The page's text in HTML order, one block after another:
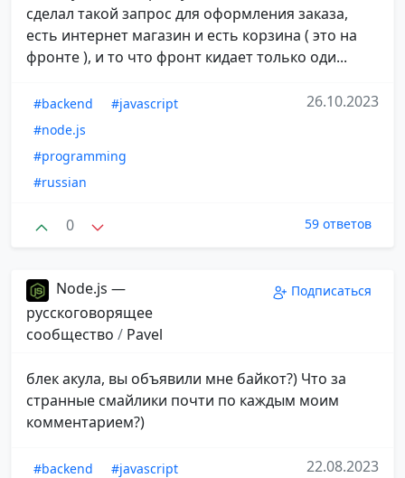
сделал такой запрос для оформления заказа,
есть интернет магазин и есть корзина ( это на
фронте ), и то что фронт кидает только оди...
#backend
#javascript
#node.js
#programming
#russian
26.10.2023
0 59 ответов
Node.js —
русскоговорящее
сообщество / Pavel
Подписаться
блек акула, вы объявили мне байкот?) Что за
странные смайлики почти по каждым моим
комментарием?)
#backend
#javascript
22.08.2023